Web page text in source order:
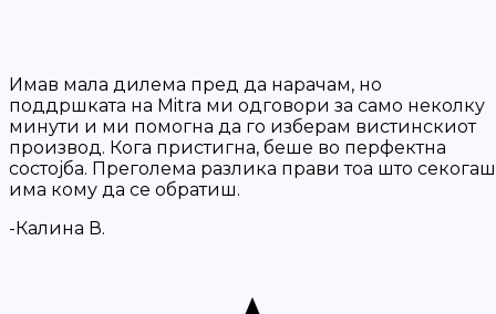
Имав мала дилема пред да нарачам, но
поддршката на Mitra ми одговори за само неколку
минути и ми помогна да го изберам вистинскиот
производ. Кога пристигна, беше во перфектна
состојба. Преголема разлика прави тоа што секогаш
има кому да се обратиш.
-Калина В.